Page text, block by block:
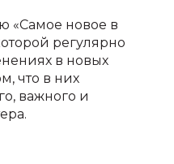
«Самое новое в
регулярно
в новых
что в них
важного и